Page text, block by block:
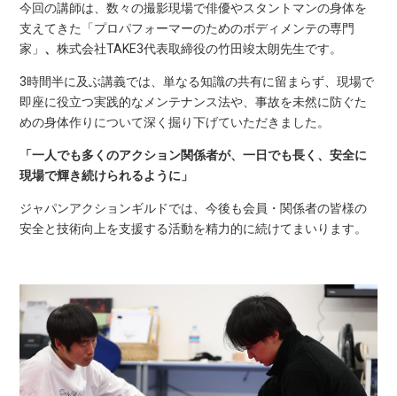
今回の講師は、数々の撮影現場で俳優やスタントマンの身体を
支えてきた「プロパフォーマーのためのボディメンテの専門
家」 、株式会社TAKE3代表取締役の竹田竣太朗先生です。
3時間半に及ぶ講義では、単なる知識の共有に留まらず、現場で
即座に役立つ実践的なメンテナンス法や、事故を未然に防ぐた
めの身体作りについて深く掘り下げていただきました。
「一人でも多くのアクション関係者が、一日でも長く、安全に
現場で輝き続けられるように」
ジャパンアクションギルドでは、今後も会員・関係者の皆様の
安全と技術向上を支援する活動を精力的に続けてまいります。